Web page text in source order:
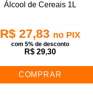
Álcool de Cereais 1L
R$ 27,83 no PIX
com 5% de desconto
R$ 29,30
COMPRAR